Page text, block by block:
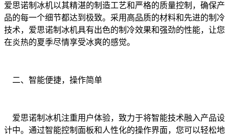
爱思诺制冰机以其精湛的制造工艺和严格的质量控制，确保产
品的每一个细节都达到极致。采用高品质的材料和先进的制冷
技术，爱思诺制冰机具有出色的制冷效果和强劲的性能，让您
在炎热的夏季尽情享受冰爽的感觉。
二、智能便捷，操作简单
爱思诺制冰机注重用户体验，致力于将智能技术融入产品设
计中。通过智能控制面板和人性化的操作界面，您可以轻松地